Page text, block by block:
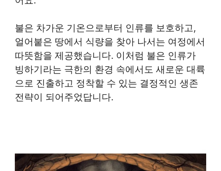
불은 차가운 기온으로부터 인류를 보호하고,
얼어붙은 땅에서 식량을 찾아 나서는 여정에서
따뜻함을 제공했습니다. 이처럼 불은 인류가
빙하기라는 극한의 환경 속에서도 새로운 대륙
으로 진출하고 정착할 수 있는 결정적인 생존
전략이 되어주었답니다.